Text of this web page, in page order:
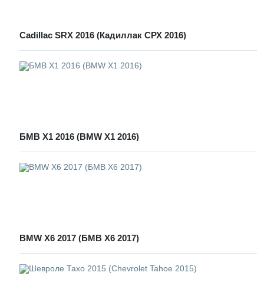
Cadillac SRX 2016 (Кадиллак СРХ 2016)
БМВ Х1 2016 (BMW X1 2016)
BMW X6 2017 (БМВ Х6 2017)